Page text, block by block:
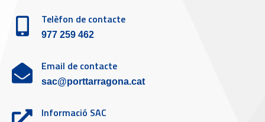
Telèfon de contacte
977 259 462
Email de contacte
sac@porttarragona.cat
Informació SAC